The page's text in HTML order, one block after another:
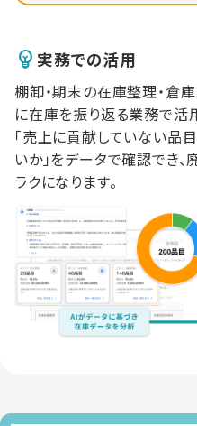
実務での活用
棚卸・期末の在庫整理・倉
に在庫を振り返る業務で活
「売上に貢献していない品
いか」をデータで確認でき
ラクになります。